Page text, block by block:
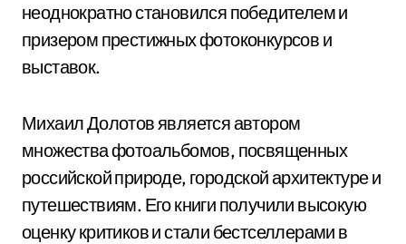
неоднократно становился победителем и
призером престижных фотоконкурсов и
выставок.
Михаил Долотов является автором
множества фотоальбомов, посвященных
российской природе, городской архитектуре и
путешествиям. Его книги получили высокую
оценку критиков и стали бестселлерами в